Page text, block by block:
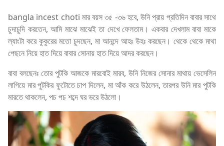
bangla incest choti মার বয়স ৩৫ -৩৬ হবে, উনি প্রায় প্রতিদিন বাবার সাথে
চুদাচুদি করতেন, আমি মাঝে মাঝেই তা দেখে ফেলতাম। একবার দেখলাম বাবা মাকে
ল্যাংটা করে কুকুরের মতো চুদছেন, মা আনন্দে আহঃ উহঃ করছেন। থেকে থেকে মাথা
পেছনে নিয়ে হাত দিয়ে বাবার সোনায় হাত দিয়ে আদর করছেন।
বাবা বলছেনঃ তোর পুটকি আজকে মারবোই মারব, উনি নিজের সোনার মাথায় ভেসেলিন
লাগিয়ে মার পুটকির ফুটোতে চাপ দিলেন, মা আঁক করে উঠলেন, তারপর উনি মার পুটকি
মারতে থাকলেন, পচ পচ শব্দে ঘর ভরে উঠলো।